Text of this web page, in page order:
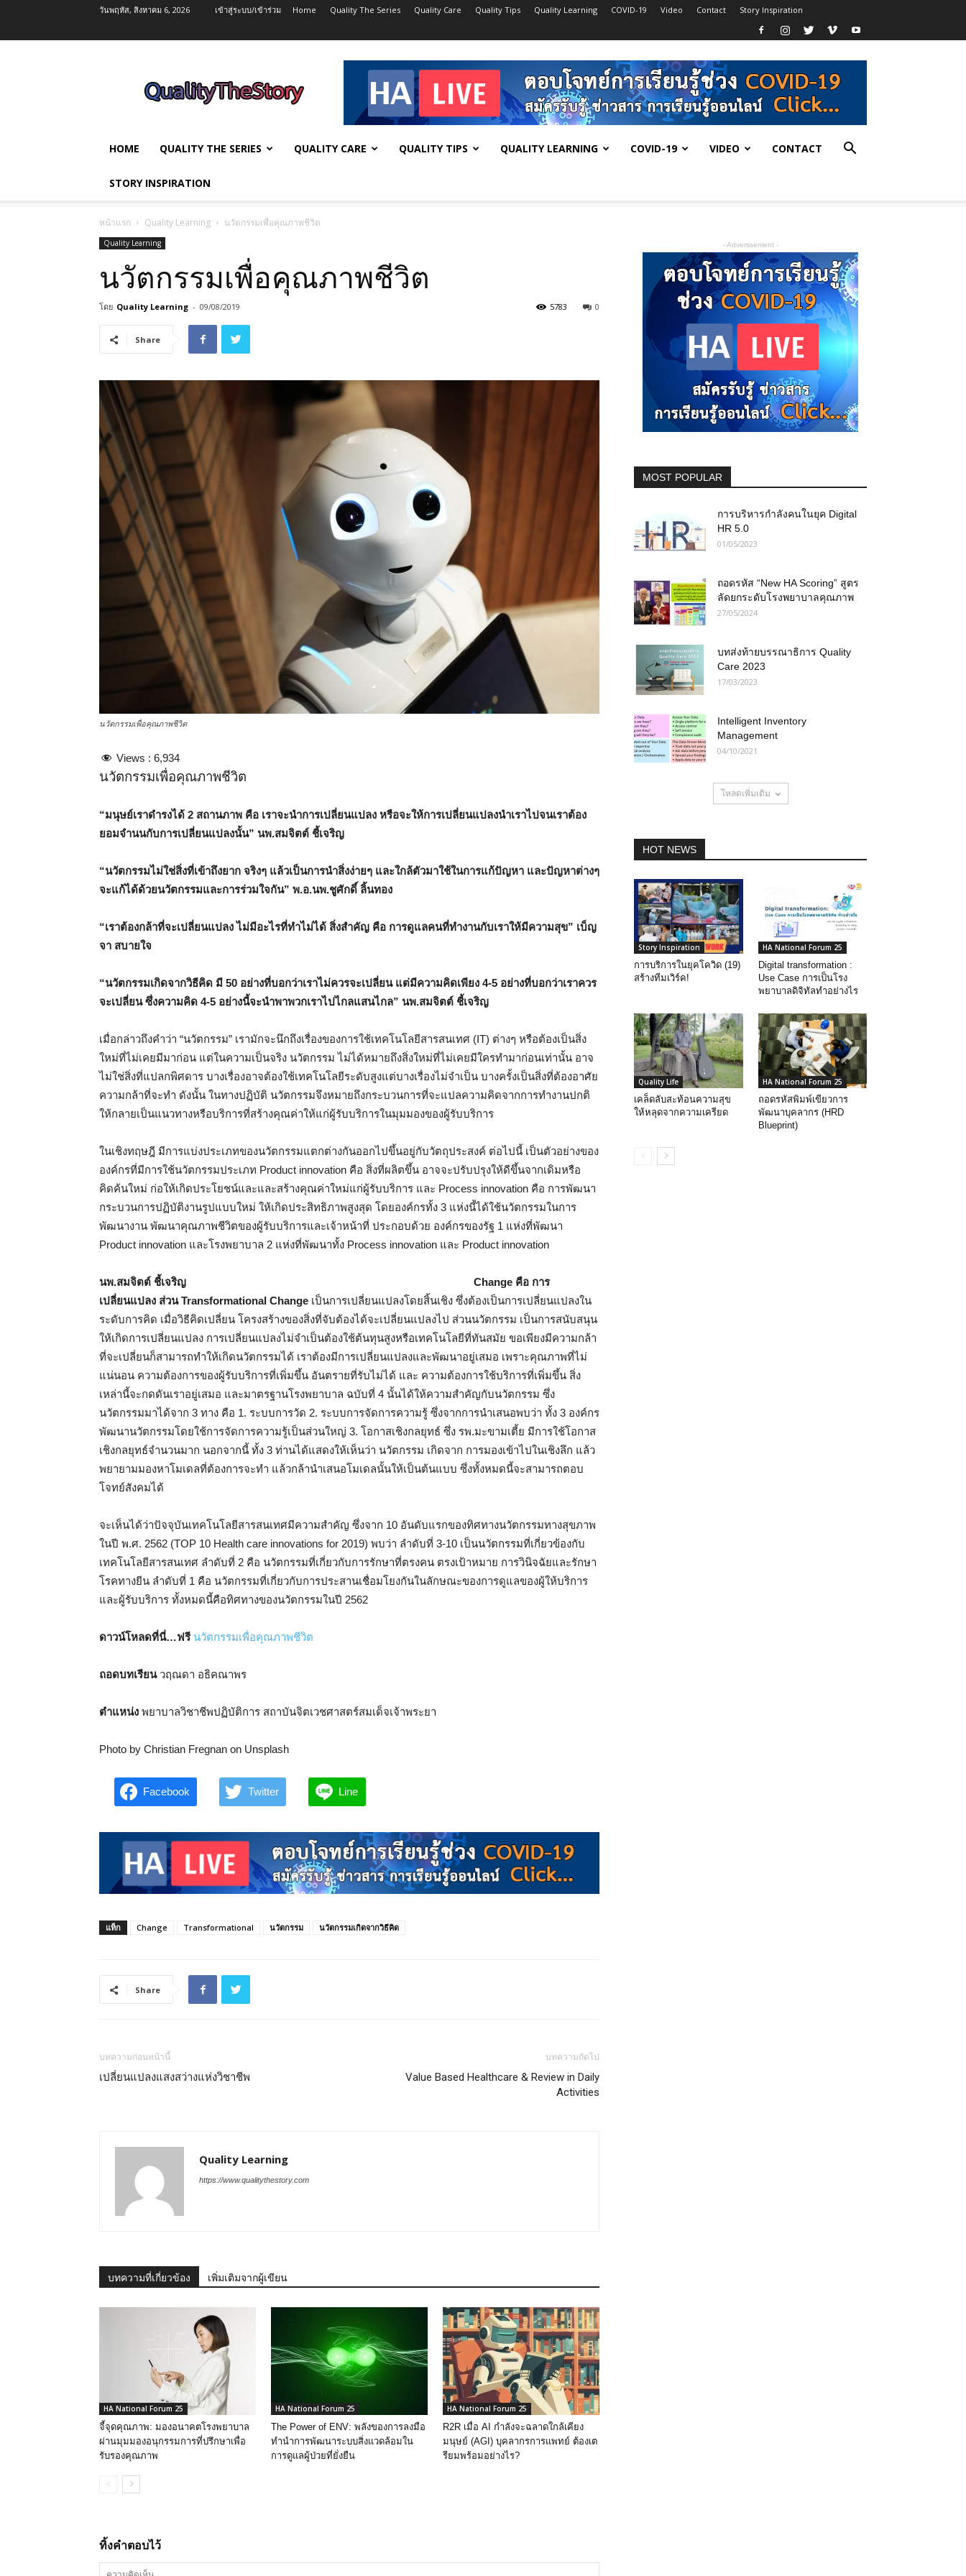
วันพฤหัส, สิงหาคม 6, 2026 เข้าสู่ระบบ/เข้าร่วม Home Quality The Series Quality Care Quality Tips Quality Learning COVID-19 Video Contact Story Inspiration
HOME QUALITY THE SERIES QUALITY CARE QUALITY TIPS QUALITY LEARNING COVID-19 VIDEO CONTACT
STORY INSPIRATION
หน้าแรก Quality Learning นวัตกรรมเพื่อคุณภาพชีวิต
Quality Learning
นวัตกรรมเพื่อคุณภาพชีวิต
โดย Quality Learning - 09/08/2019 0
5783
Share
นวัตกรรมเพื่อคุณภาพชีวิต
Views : 6,934
นวัตกรรมเพื่อคุณภาพชีวิต
“มนุษย์เราดำรงได้ 2 สถานภาพ คือ เราจะนำการเปลี่ยนแปลง หรือจะให้การเปลี่ยนแปลงนำเราไปจนเราต้อง
ยอมจำนนกับการเปลี่ยนแปลงนั้น” นพ.สมจิตต์ ชี้เจริญ
“นวัตกรรมไม่ใช่สิ่งที่เข้าถึงยาก จริงๆ แล้วเป็นการนำสิ่งง่ายๆ และใกล้ตัวมาใช้ในการแก้ปัญหา และปัญหาต่างๆ
จะแก้ได้ด้วยนวัตกรรมและการร่วมใจกัน” พ.อ.นพ.ชูศักดิ์ ลิ้นทอง
“เราต้องกล้าที่จะเปลี่ยนแปลง ไม่มีอะไรที่ทำไม่ได้ สิ่งสำคัญ คือ การดูแลคนที่ทำงานกับเราให้มีความสุข” เบ็ญ
จา สบายใจ
“นวัตกรรมเกิดจากวิธีคิด มี 50 อย่างที่บอกว่าเราไม่ควรจะเปลี่ยน แต่มีความคิดเพียง 4-5 อย่างที่บอกว่าเราควร
จะเปลี่ยน ซึ่งความคิด 4-5 อย่างนี้จะนำพาพวกเราไปไกลแสนไกล” นพ.สมจิตต์ ชี้เจริญ
เมื่อกล่าวถึงคำว่า “นวัตกรรม” เรามักจะนึกถึงเรื่องของการใช้เทคโนโลยีสารสนเทศ (IT) ต่างๆ หรือต้องเป็นสิ่ง
ใหม่ที่ไม่เคยมีมาก่อน แต่ในความเป็นจริง นวัตกรรม ไม่ได้หมายถึงสิ่งใหม่ที่ไม่เคยมีใครทำมาก่อนเท่านั้น อาจ
ไม่ใช่สิ่งที่แปลกพิศดาร บางเรื่องอาจต้องใช้เทคโนโลยีระดับสูงแต่บางเรื่องไม่จำเป็น บางครั้งเป็นสิ่งที่ต้องอาศัย
ความกล้าที่จะทำ ดังนั้น ในทางปฏิบัติ นวัตกรรมจึงหมายถึงกระบวนการที่จะแปลความคิดจากการทำงานปกติ
ให้กลายเป็นแนวทางหรือบริการที่สร้างคุณค่าให้แก่ผู้รับบริการในมุมมองของผู้รับบริการ
ในเชิงทฤษฎี มีการแบ่งประเภทของนวัตกรรมแตกต่างกันออกไปขึ้นอยู่กับวัตถุประสงค์ ต่อไปนี้ เป็นตัวอย่างของ
องค์กรที่มีการใช้นวัตกรรมประเภท Product innovation คือ สิ่งที่ผลิตขึ้น อาจจะปรับปรุงให้ดีขึ้นจากเดิมหรือ
คิดค้นใหม่ ก่อให้เกิดประโยชน์และและสร้างคุณค่าใหม่แก่ผู้รับบริการ และ Process innovation คือ การพัฒนา
กระบวนการปฏิบัติงานรูปแบบใหม่ ให้เกิดประสิทธิภาพสูงสุด โดยองค์กรทั้ง 3 แห่งนี้ได้ใช้นวัตกรรมในการ
พัฒนางาน พัฒนาคุณภาพชีวิตของผู้รับบริการและเจ้าหน้าที่ ประกอบด้วย องค์กรของรัฐ 1 แห่งที่พัฒนา
Product innovation และโรงพยาบาล 2 แห่งที่พัฒนาทั้ง Process innovation และ Product innovation
นพ.สมจิตต์ ชี้เจริญ Change คือ การ
เปลี่ยนแปลง ส่วน Transformational Change เป็นการเปลี่ยนแปลงโดยสิ้นเชิง ซึ่งต้องเป็นการเปลี่ยนแปลงใน
ระดับการคิด เมื่อวิธีคิดเปลี่ยน โครงสร้างของสิ่งที่จับต้องได้จะเปลี่ยนแปลงไป ส่วนนวัตกรรม เป็นการสนับสนุน
ให้เกิดการเปลี่ยนแปลง การเปลี่ยนแปลงไม่จำเป็นต้องใช้ต้นทุนสูงหรือเทคโนโลยีที่ทันสมัย ขอเพียงมีความกล้า
ที่จะเปลี่ยนก็สามารถทำให้เกิดนวัตกรรมได้ เราต้องมีการเปลี่ยนแปลงและพัฒนาอยู่เสมอ เพราะคุณภาพที่ไม่
แน่นอน ความต้องการของผู้รับบริการที่เพิ่มขึ้น อันตรายที่รับไม่ได้ และ ความต้องการใช้บริการที่เพิ่มขึ้น สิ่ง
เหล่านี้จะกดดันเราอยู่เสมอ และมาตรฐานโรงพยาบาล ฉบับที่ 4 นั้นได้ให้ความสำคัญกับนวัตกรรม ซึ่ง
นวัตกรรมมาได้จาก 3 ทาง คือ 1. ระบบการวัด 2. ระบบการจัดการความรู้ ซึ่งจากการนำเสนอพบว่า ทั้ง 3 องค์กร
พัฒนานวัตกรรมโดยใช้การจัดการความรู้เป็นส่วนใหญ่ 3. โอกาสเชิงกลยุทธ์ ซึ่ง รพ.มะขามเตี้ย มีการใช้โอกาส
เชิงกลยุทธ์จำนวนมาก นอกจากนี้ ทั้ง 3 ท่านได้แสดงให้เห็นว่า นวัตกรรม เกิดจาก การมองเข้าไปในเชิงลึก แล้ว
พยายามมองหาโมเดลที่ต้องการจะทำ แล้วกล้านำเสนอโมเดลนั้นให้เป็นต้นแบบ ซึ่งทั้งหมดนี้จะสามารถตอบ
โจทย์สังคมได้
จะเห็นได้ว่าปัจจุบันเทคโนโลยีสารสนเทศมีความสำคัญ ซึ่งจาก 10 อันดับแรกของทิศทางนวัตกรรมทางสุขภาพ
ในปี พ.ศ. 2562 (TOP 10 Health care innovations for 2019) พบว่า ลำดับที่ 3-10 เป็นนวัตกรรมที่เกี่ยวข้องกับ
เทคโนโลยีสารสนเทศ ลำดับที่ 2 คือ นวัตกรรมที่เกี่ยวกับการรักษาที่ตรงคน ตรงเป้าหมาย การวินิจฉัยและรักษา
โรคทางยีน ลำดับที่ 1 คือ นวัตกรรมที่เกี่ยวกับการประสานเชื่อมโยงกันในลักษณะของการดูแลของผู้ให้บริการ
และผู้รับบริการ ทั้งหมดนี้คือทิศทางของนวัตกรรมในปี 2562
ดาวน์โหลดที่นี่…ฟรี นวัตกรรมเพื่อคุณภาพชีวิต
ถอดบทเรียน วฤณดา อธิคณาพร
ตำแหน่ง พยาบาลวิชาชีพปฏิบัติการ สถาบันจิตเวชศาสตร์สมเด็จเจ้าพระยา
Photo by Christian Fregnan on Unsplash
Facebook Twitter Line
แท็ก Change Transformational นวัตกรรม นวัตกรรมเกิดจากวิธีคิด
Share
บทความก่อนหน้านี้
เปลี่ยนแปลงแสงสว่างแห่งวิชาชีพ
บทความถัดไป
Value Based Healthcare & Review in Daily
Activities
Quality Learning
https://www.qualitythestory.com
บทความที่เกี่ยวข้อง เพิ่มเติมจากผู้เขียน
HA National Forum 25
จี้จุดคุณภาพ: มองอนาคตโรงพยาบาล
ผ่านมุมมองอนุกรรมการที่ปรึกษาเพื่อ
รับรองคุณภาพ
HA National Forum 25
The Power of ENV: พลังของการลงมือ
ทำนำการพัฒนาระบบสิ่งแวดล้อมใน
การดูแลผู้ป่วยที่ยั่งยืน
HA National Forum 25
R2R เมื่อ AI กําลังจะฉลาดใกล้เคียง
มนุษย์ (AGI) บุคลากรการแพทย์ ต้องเต
รียมพร้อมอย่างไร?
ทิ้งคำตอบไว้
- Advertisement -
MOST POPULAR
การบริหารกำลังคนในยุค Digital
HR 5.0
01/05/2023
ถอดรหัส “New HA Scoring” สูตร
ลัดยกระดับโรงพยาบาลคุณภาพ
27/05/2024
บทส่งท้ายบรรณาธิการ Quality
Care 2023
17/03/2023
Intelligent Inventory
Management
04/10/2021
โหลดเพิ่มเติม
HOT NEWS
Story Inspiration
การบริการในยุคโควิด (19)
สร้างทีมเวิร์ค!
HA National Forum 25
Digital transformation :
Use Case การเป็นโรง
พยาบาลดิจิทัลทำอย่างไร
Quality Life
เคล็ดลับสะท้อนความสุข
ให้หลุดจากความเครียด
HA National Forum 25
ถอดรหัสพิมพ์เขียวการ
พัฒนาบุคลากร (HRD
Blueprint)